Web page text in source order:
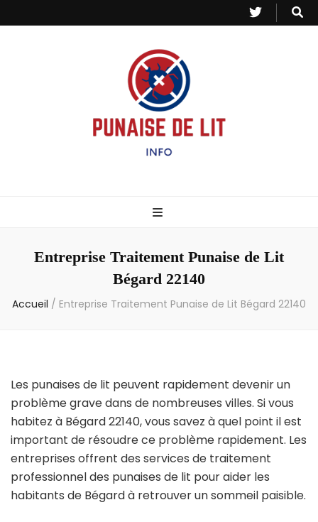
– Info
Entreprise Traitement Punaise de Lit
Bégard 22140
Accueil / Entreprise Traitement Punaise de Lit Bégard 22140
Les punaises de lit peuvent rapidement devenir un
problème grave dans de nombreuses villes. Si vous
habitez à Bégard 22140, vous savez à quel point il est
important de résoudre ce problème rapidement. Les
entreprises offrent des services de traitement
professionnel des punaises de lit pour aider les
habitants de Bégard à retrouver un sommeil paisible.